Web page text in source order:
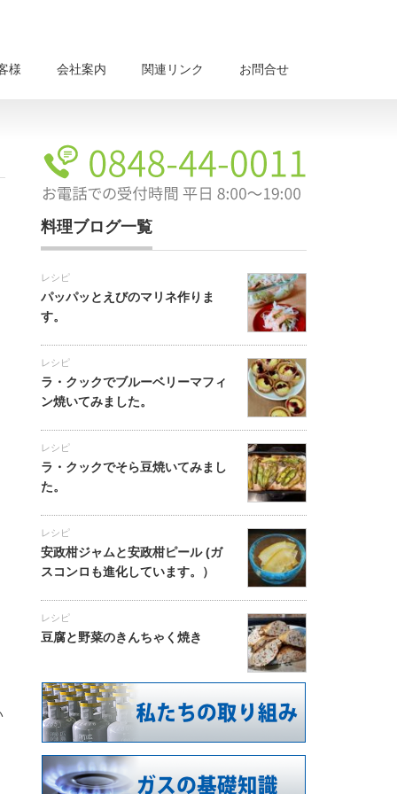
様 会社案内 関連リンク お問合せ
料理ブログ一覧
レシピ
パッパッとえびのマリネ作りま
す。
レシピ
ラ・クックでブルーベリーマフィ
ン焼いてみました。
レシピ
ラ・クックでそら豆焼いてみまし
た。
レシピ
安政柑ジャムと安政柑ピール (ガ
スコンロも進化しています。）
レシピ
豆腐と野菜のきんちゃく焼き